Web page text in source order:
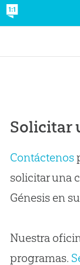
Solicitar
Contáctenos
solicitar una
Génesis en
Nuestra
programas.